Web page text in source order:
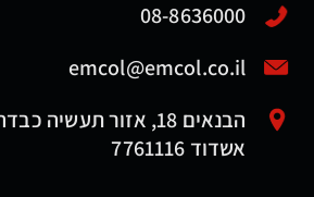
08-8636000
emcol@emcol.co.il
אשדוד 7761116